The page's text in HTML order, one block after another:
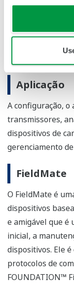
Principais
Indústrias de
farmacêuticos,
Aplicação
A configuração, o
transmissores,
dispositivos de
gerenciamento
FieldMate
O FieldMate é
dispositivos
e amigável que é
inicial, a
dispositivos. Ele
protocolos de
FOUNDATION™